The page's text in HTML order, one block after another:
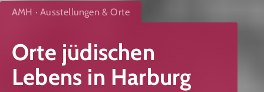
AMH Ausstellungen & Orte
Orte jüdischen
Lebens in Harburg